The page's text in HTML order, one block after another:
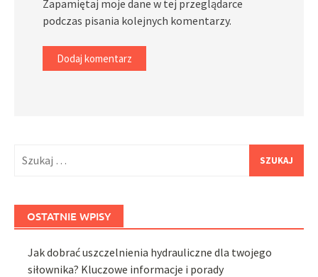
Zapamiętaj moje dane w tej przeglądarce
podczas pisania kolejnych komentarzy.
OSTATNIE WPISY
Jak dobrać uszczelnienia hydrauliczne dla twojego
siłownika? Kluczowe informacje i porady